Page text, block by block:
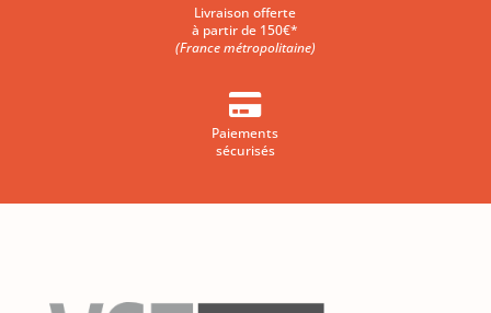
Livraison offerte
à partir de 150€*
(France métropolitaine)

Paiements
sécurisés